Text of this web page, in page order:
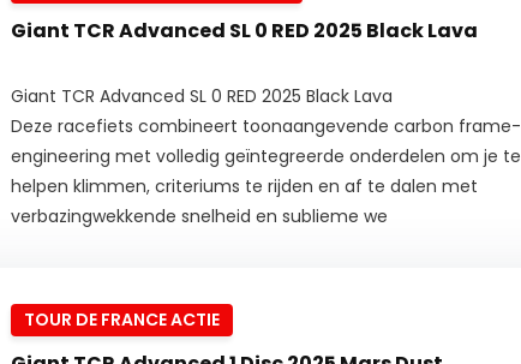
Giant TCR Advanced SL 0 RED 2025 Black Lava
Giant TCR Advanced SL 0 RED 2025 Black Lava
Deze racefiets combineert toonaangevende carbon frame-
engineering met volledig geïntegreerde onderdelen om je te
helpen klimmen, criteriums te rijden en af te dalen met
verbazingwekkende snelheid en sublieme we
TOUR DE FRANCE ACTIE